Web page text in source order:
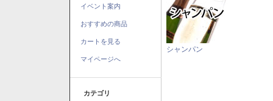
イベント案内
おすすめの商品
カートを見る
マイページへ
カテゴリ
シャンパン